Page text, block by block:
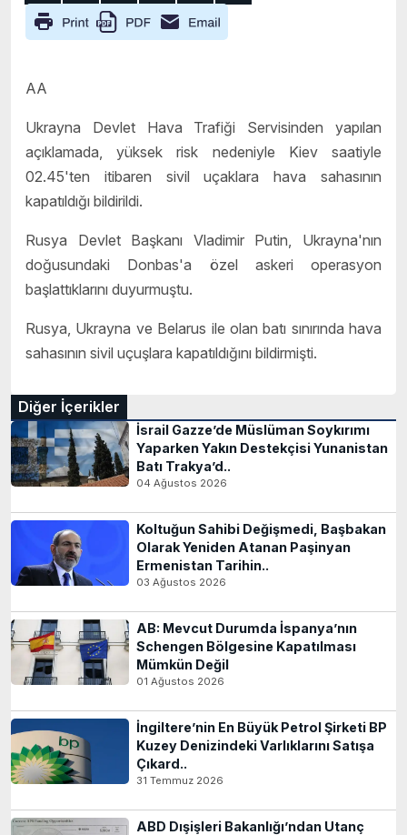
AA
Ukrayna Devlet Hava Trafiği Servisinden yapılan
açıklamada, yüksek risk nedeniyle Kiev saatiyle
02.45'ten itibaren sivil uçaklara hava sahasının
kapatıldığı bildirildi.
Rusya Devlet Başkanı Vladimir Putin, Ukrayna'nın
doğusundaki Donbas'a özel askeri operasyon
başlattıklarını duyurmuştu.
Rusya, Ukrayna ve Belarus ile olan batı sınırında hava
sahasının sivil uçuşlara kapatıldığını bildirmişti.
Diğer İçerikler
İsrail Gazze’de Müslüman Soykırımı
Yaparken Yakın Destekçisi Yunanistan
Batı Trakya’d..
04 Ağustos 2026
Koltuğun Sahibi Değişmedi, Başbakan
Olarak Yeniden Atanan Paşinyan
Ermenistan Tarihin..
03 Ağustos 2026
AB: Mevcut Durumda İspanya’nın
Schengen Bölgesine Kapatılması
Mümkün Değil
01 Ağustos 2026
İngiltere’nin En Büyük Petrol Şirketi BP
Kuzey Denizindeki Varlıklarını Satışa
Çıkard..
31 Temmuz 2026
ABD Dışişleri Bakanlığı’ndan Utanç